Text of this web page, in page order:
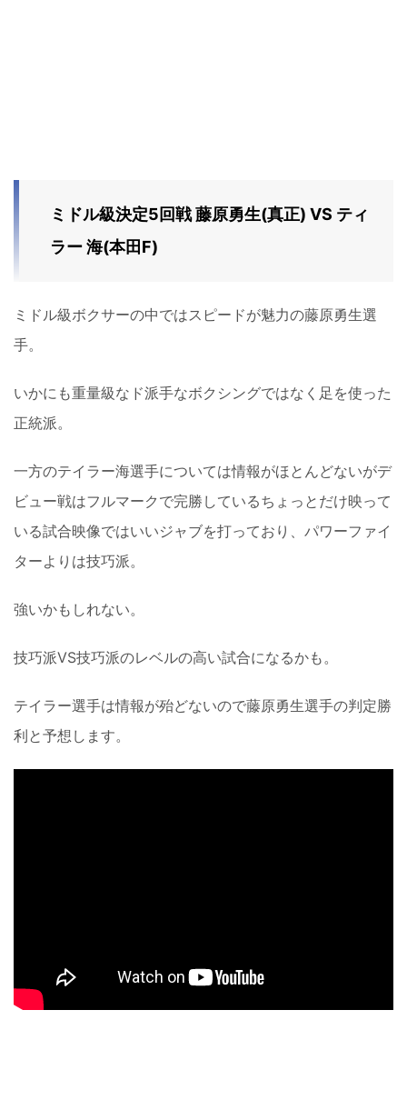
ミドル級決定5回戦 藤原勇生(真正) VS ティ
ラー 海(本田F)
ミドル級ボクサーの中ではスピードが魅力の藤原勇生選
手。
いかにも重量級なド派手なボクシングではなく足を使った
正統派。
一方のテイラー海選手については情報がほとんどないがデ
ビュー戦はフルマークで完勝しているちょっとだけ映って
いる試合映像ではいいジャブを打っており、パワーファイ
ターよりは技巧派。
強いかもしれない。
技巧派VS技巧派のレベルの高い試合になるかも。
テイラー選手は情報が殆どないので藤原勇生選手の判定勝
利と予想します。